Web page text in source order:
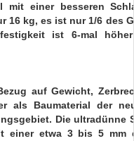
mit einer besseren
16 kg, es ist nur 1/6 des
ist 6-mal
auf Gewicht,
als Baumaterial der
Die ultradünne
einer etwa 3 bis 5 mm